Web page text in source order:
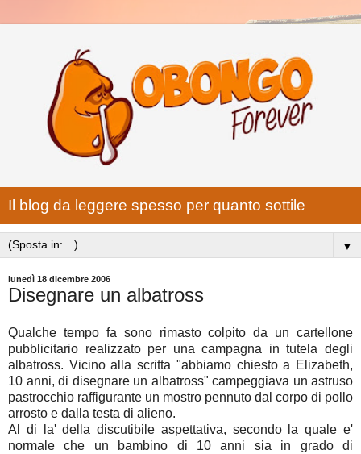
Il blog da leggere spesso per quanto sottile
▼
lunedì 18 dicembre 2006
Disegnare un albatross
Qualche tempo fa sono rimasto colpito da un cartellone
pubblicitario realizzato per una campagna in tutela degli
albatross. Vicino alla scritta "abbiamo chiesto a Elizabeth,
10 anni, di disegnare un albatross" campeggiava un astruso
pastrocchio raffigurante un mostro pennuto dal corpo di pollo
arrosto e dalla testa di alieno.
Al di la' della discutibile aspettativa, secondo la quale e'
normale che un bambino di 10 anni sia in grado di